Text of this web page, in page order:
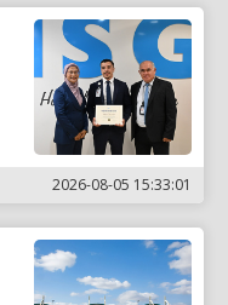
2026-08-05 15:33:01